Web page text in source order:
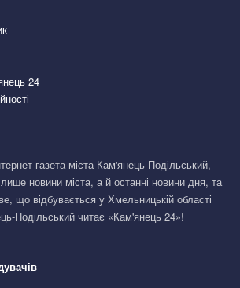
24
газета міста Кам'янець-Подільський,
новини міста, а й останні новини дня, та
що відбувається у Хмельницькій області
Подільський читає «Кам'янець 24»!